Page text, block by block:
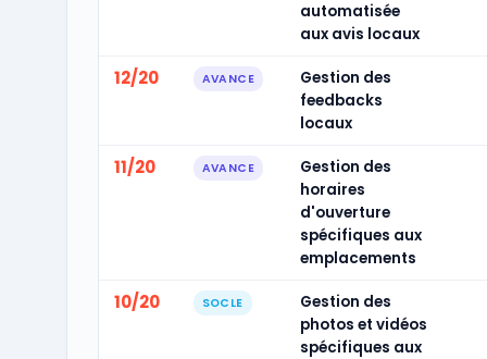
automatisée
aux avis locaux
12/20 AVANCE
Gestion des
feedbacks
locaux
11/20 AVANCE
Gestion des
horaires
d'ouverture
spécifiques aux
emplacements
10/20 SOCLE
Gestion des
photos et vidéos
spécifiques aux